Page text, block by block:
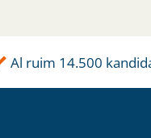
Al ruim 14.500